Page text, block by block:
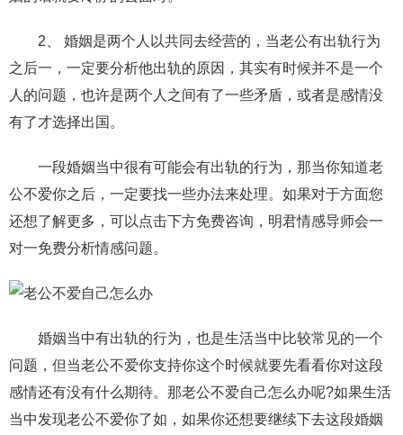
2、 婚姻是两个人以共同去经营的，当老公有出轨行为
之后一，一定要分析他出轨的原因，其实有时候并不是一个
人的问题，也许是两个人之间有了一些矛盾，或者是感情没
有了才选择出国。
一段婚姻当中很有可能会有出轨的行为，那当你知道老
公不爱你之后，一定要找一些办法来处理。如果对于方面您
还想了解更多，可以点击下方免费咨询，明君情感导师会一
对一免费分析情感问题。
婚姻当中有出轨的行为，也是生活当中比较常见的一个
问题，但当老公不爱你支持你这个时候就要先看看你对这段
感情还有没有什么期待。那老公不爱自己怎么办呢?如果生活
当中发现老公不爱你了如，如果你还想要继续下去这段婚姻